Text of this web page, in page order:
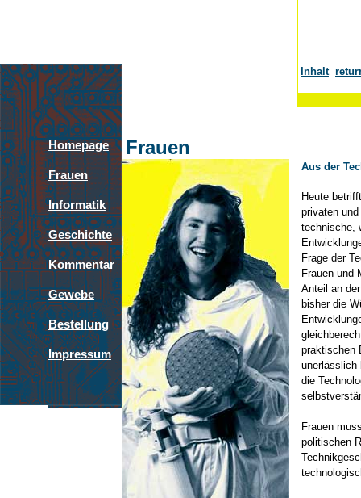
Homepage
Frauen
Informatik
Geschichte
Kommentar
Gewebe
Bestellung
Impressum
Inhalt
Frauen
Aus der
Heute
privaten
technische,
Frage der
Frauen und
Anteil an
bisher die
praktischen
unerlässlich
die
Frauen
politischen